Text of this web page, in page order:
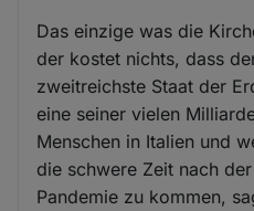
Das einzige was die
der kostet nichts, dass
zweitreichste Staat der
eine seiner vielen
Menschen in Italien und
die schwere Zeit nach der
Pandemie zu kommen,